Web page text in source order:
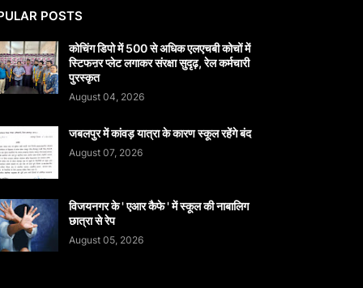
POSTS
कोचिंग डिपो में 500 से अधिक एलएचबी कोचों में
स्टिफऩर प्लेट लगाकर संरक्षा सुदृढ़, रेल कर्मचारी
पुरस्कृत
August 04, 2026
जबलपुर में कांवड़ यात्रा के कारण स्कूल रहेंगे बंद
August 07, 2026
विजयनगर के ' एआर कैफे ' में स्कूल की नाबालिग
छात्रा से रेप
August 05, 2026